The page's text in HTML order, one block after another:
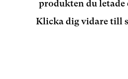
produkten du letade
Klicka dig vidare till